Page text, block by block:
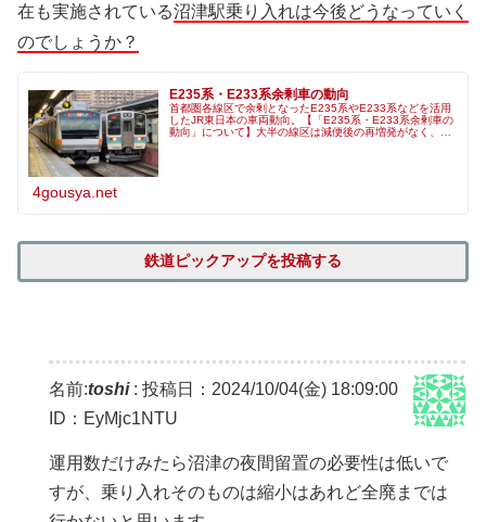
在も実施されている沼津駅乗り入れは今後どうなっていく
のでしょうか？
E235系・E233系余剰車の動向
首都圏各線区で余剰となったE235系やE233系などを活用
したJR東日本の車両動向。【「E235系・E233系余剰車の
動向」について】大半の線区は減便後の再増発がなく、余
4gousya.net
鉄道ピックアップを投稿する
名前:toshi: 投稿日：2024/10/04(金) 18:09:00
ID：EyMjc1NTU
運用数だけみたら沼津の夜間留置の必要性は低いで
すが、乗り入れそのものは縮小はあれど全廃までは